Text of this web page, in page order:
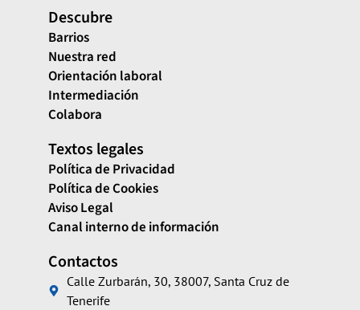
Descubre
Barrios
Nuestra red
Orientación laboral
Intermediación
Colabora
Textos legales
Política de Privacidad
Política de Cookies
Aviso Legal
Canal interno de información
Contactos
Calle Zurbarán, 30, 38007, Santa Cruz de
Tenerife